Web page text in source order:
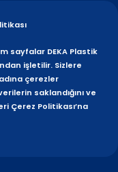
sayfalar DEKA Plastik
işletilir. Sizlere
çerezler
saklandığını ve
Çerez Politikası’na